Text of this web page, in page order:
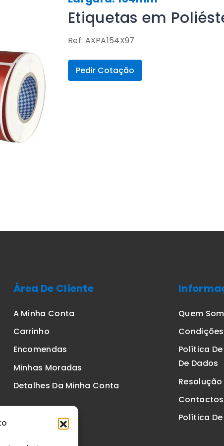
Etiquetas em
Ref: AXPA154X97
Pedir Cotação
Área De Cliente
A Minha Conta
Carrinho
Encomendas
Minhas Moradas
Detalhes Da Minha Conta
Quem
Política
De Dados
Contactos
Política